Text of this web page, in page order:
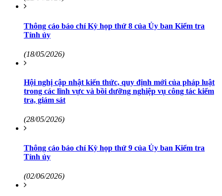
Thông cáo báo chí Kỳ họp thứ 8 của Ủy ban Kiểm tra
Tỉnh ủy
(18/05/2026)
Hội nghị cập nhật kiến thức, quy định mới của pháp luật
trong các lĩnh vực và bồi dưỡng nghiệp vụ công tác kiểm
tra, giám sát
(28/05/2026)
Thông cáo báo chí Kỳ họp thứ 9 của Ủy ban Kiểm tra
Tỉnh ủy
(02/06/2026)